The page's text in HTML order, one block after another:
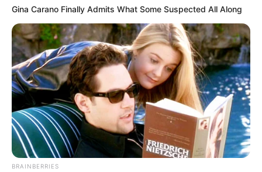
ΑΥΤΟ ΤΟ ΧΑΡΙΣΜΑ, ΠΟΥ ΓΙΑ ΜΕΝΑ ΜΟΝΟΝ ΕΝΑΣ
ΦΩΤΕΙΝΟΣ ΑΝΘΡΩΠΟΣ ΜΠΟΡΕΙ ΝΑ ΕΧΕΙ. ΝΑ ΜΠΟΡΕΙ ΝΑ
ΛΕΕΙ ΤΑ ΠΡΑΓΜΑΤΑ ΜΕ ΤΟ ΟΝΟΜΑ ΤΟΥΣ, ΧΩΡΙΣ ΝΑ
ΕΙΝΑΙ ΚΑΘΟΛΟΥ ΕΡΙΣΤΙΚΟΣ.
ΕΑΝ Ο ΚΙΑΜΟΣ ΔΙΑΒΑΣΕΙ ΑΥΤΟ ΤΟ ΚΕΙΜΕΝΟ ΤΟΥ
ΣΥΝΑΔΕΛΦΟΥ ΤΟΥ, ΘΑ ΠΡΕΠΕΙ ΝΑ ΑΝΤΙΔΡΑΣΕΙ ΑΜΕΣΑ
ΚΑΙ ΝΑ ΠΑΡΕΙ ΠΙΣΩ ΟΛΑ ΟΣΑ ΕΙΠΕ. ΚΑΙ ΝΑ ΖΗΤΗΣΕΙ
ΣΥΓΓΝΩΜΗ. ΚΑΤΙ ΜΟΥ ΛΕΕΙ ΟΜΩΣ ΟΤΙ ΔΕΝ ΘΑ ΤΟ ΚΑΝΕΙ.
ΓΙΑΤΙ ΔΕΝ ΗΤΑΝ ΑΠΟΦΑΣΗ ΤΟΥ ΚΙΑΜΟΥ ΑΥΤΗ. ΑΛΛΩΝ
ΑΠΟΦΑΣΗ ΕΙΝΑΙ ΚΑΙ Ο ΤΡΑΓΟΥΔΙΣΤΗΣ ΑΠΛΑ ΕΙΝΑΙ
Gina Carano Finally Admits What Some Suspected All Along
BRAINBERRIES